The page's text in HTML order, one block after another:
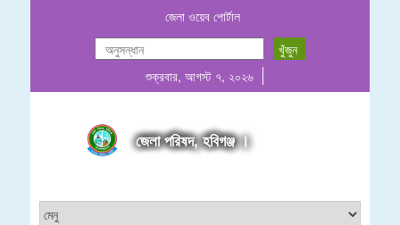
জেলা ওয়েব পোর্টাল
শুক্রবার, আগস্ট ৭, ২০২৬
জেলা পরিষদ, হবিগঞ্জ ।